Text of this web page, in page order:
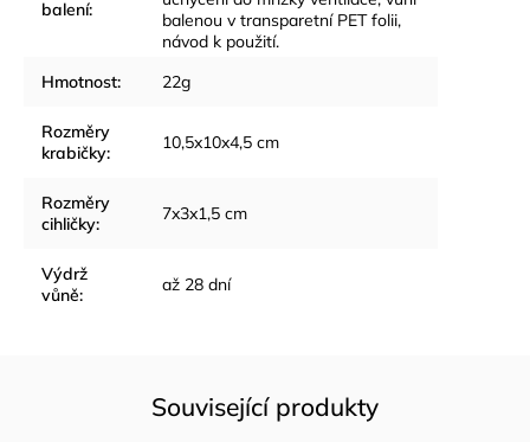
balení:
balenou v transparetní PET folii,
návod k použití.
Hmotnost: 22g
Rozměry
krabičky: 10,5x10x4,5 cm
Rozměry
cihličky: 7x3x1,5 cm
Výdrž
vůně: až 28 dní
Související produkty